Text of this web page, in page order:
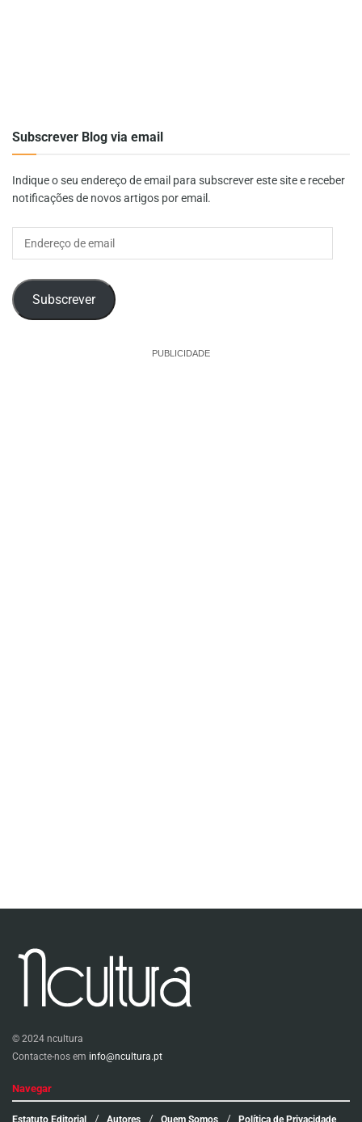
Subscrever Blog via email
Indique o seu endereço de email para subscrever este site e receber
notificações de novos artigos por email.
Subscrever
PUBLICIDADE
© 2024 ncultura
Contacte-nos em info@ncultura.pt
Navegar
Estatuto Editorial Autores Quem Somos Política de Privacidade